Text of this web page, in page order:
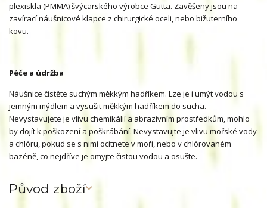
plexiskla (PMMA) švýcarského výrobce Gutta. Zavěšeny jsou na
zavírací náušnicové klapce z chirurgické oceli, nebo bižuterního
kovu.
Péče a údržba
Náušnice čistěte suchým měkkým hadříkem. Lze je i umýt vodou s
jemným mýdlem a vysušit měkkým hadříkem do sucha.
Nevystavujete je vlivu chemikálií a abrazivním prostředkům, mohlo
by dojít k poškození a poškrábání. Nevystavujte je vlivu mořské vody
a chlóru, pokud se s nimi ocitnete v moři, nebo v chlórovaném
bazéně, co nejdříve je omyjte čistou vodou a osušte.
Původ zboží